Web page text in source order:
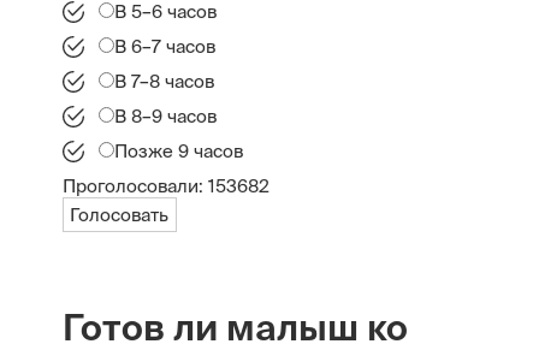
В 5–6 часов
В 6–7 часов
В 7–8 часов
В 8–9 часов
Позже 9 часов
Проголосовали: 153682
Голосовать
Готов ли малыш ко